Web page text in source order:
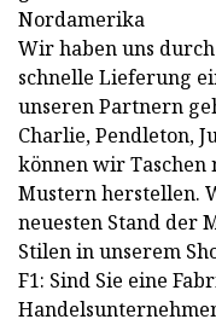
Nordamerika
Wir haben uns
schnelle Lieferung
unseren Partnern
Charlie, Pendleton,
können wir Taschen
Mustern herstellen.
neuesten Stand der
Stilen in unserem
F1: Sind Sie eine